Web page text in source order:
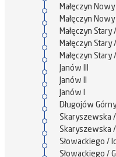
Małęczyn
Małęczyn
Małęczyn
Małęczyn
Małęczyn Stary
Janów III
Janów II
Janów I
Długojów
Skaryszewska /
Skaryszewska
Słowackiego /
Słowackiego /